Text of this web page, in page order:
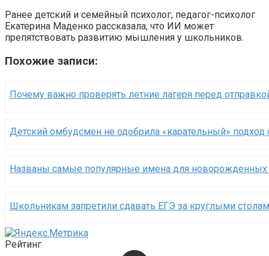
Ранее детский и семейный психолог, педагог-психолог
Екатерина Маденко рассказала, что ИИ может
препятствовать развитию мышления у школьников.
Похожие записи:
Почему важно проверять летние лагеря перед
Детский омбудсмен не одобрила «карательный» подход
Названы самые популярные имена для новорожденных
Школьникам запретили сдавать ЕГЭ за круглыми
Рейтинг